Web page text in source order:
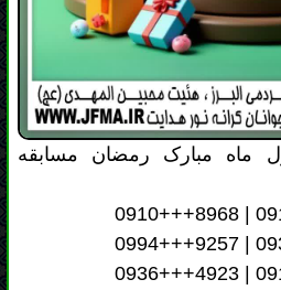
0910+++8968 |
0994+++9257 |
0936+++4923 |
0938+++4539 |
0915+++5883 |
0913+++1279 |
از سوی سازمان عقیدتی سیاسی
به منظور تقدیم هدایا،
است این هدیه، یادگاری